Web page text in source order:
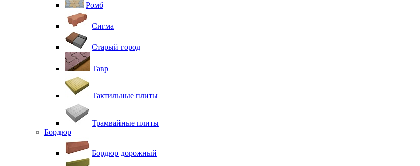
Ромб
Сигма
Старый город
Тавр
Тактильные плиты
Трамвайные плиты
Бордюр
Бордюр дорожный